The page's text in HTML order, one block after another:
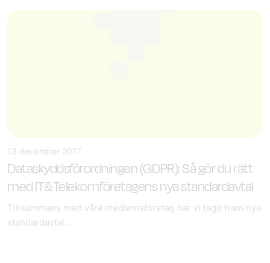
13 december 2017
Dataskyddsförordningen (GDPR): Så gör du rätt
med IT&Telekomföretagens nya standardavtal
Tillsammans med våra medlemsföretag har vi tagit fram nya
standardavtal...